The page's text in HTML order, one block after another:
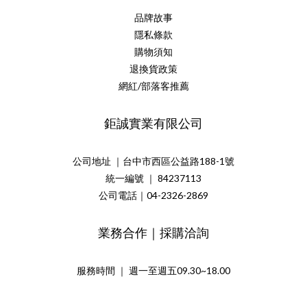
品牌故事
隱私條款
購物須知
退換貨政策
網紅/部落客推薦
鉅誠實業有限公司
公司地址 ｜台中市西區公益路188-1號
統一編號 ｜ 84237113
公司電話｜04-2326-2869
業務合作｜採購洽詢
服務時間 ｜ 週一至週五09.30~18.00